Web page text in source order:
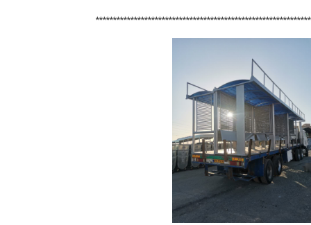
**************************************************************